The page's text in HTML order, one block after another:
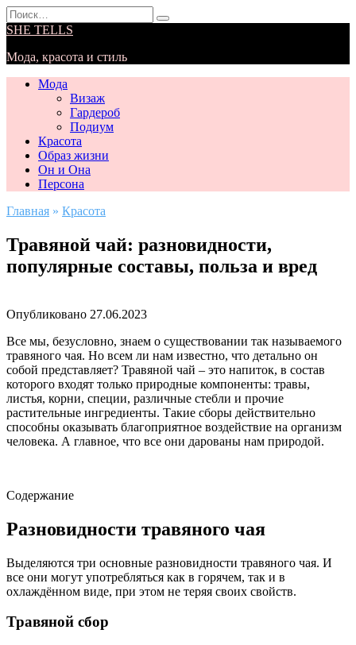
Перейти
к
Search
for:
SHE TELLS
Мода, красота и стиль
Мода
Визаж
Гардероб
Подиум
Красота
Образ жизни
Он и Она
Персона
Главная » Красота
Травяной чай: разновидности,
популярные составы, польза и вред
Опубликовано 27.06.2023
Все мы, безусловно, знаем о существовании так называемого
травяного чая. Но всем ли нам известно, что детально он
собой представляет? Травяной чай – это напиток, в состав
которого входят только природные компоненты: травы,
листья, корни, специи, различные стебли и прочие
растительные ингредиенты. Такие сборы действительно
способны оказывать благоприятное воздействие на организм
человека. А главное, что все они дарованы нам природой.
Содержание
Разновидности травяного чая
Выделяются три основные разновидности травяного чая. И
все они могут употребляться как в горячем, так и в
охлаждённом виде, при этом не теряя своих свойств.
Травяной сбор